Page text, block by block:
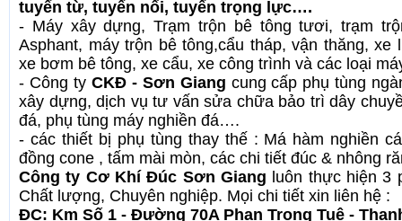
tuyển từ, tuyển nổi, tuyển trọng lực….
- Máy xây dựng, Trạm trộn bê tông tươi, trạm
Asphant, máy trộn bê tông,cẩu tháp, vận thăng, xe
xe bơm bê tông, xe cẩu, xe công trình và các loại
- Công ty CKĐ - Sơn Giang cung cấp phụ tùng
xây dựng, dịch vụ tư vấn sửa chữa bảo trì dây
đá, phụ tùng máy nghiền đá….
- các thiết bị phụ tùng thay thế : Má hàm nghiền
đồng cone , tấm mài mòn, các chi tiết đúc & nhông
Công ty Cơ Khí Đúc Sơn Giang luôn thực hiện 3
Chất lượng, Chuyên nghiệp. Mọi chi tiết xin liên hệ :
ĐC: Km Số 1 - Đường 70A Phan Trọng Tuệ -